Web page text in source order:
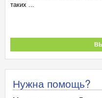
таких ...
Нужна помощь?